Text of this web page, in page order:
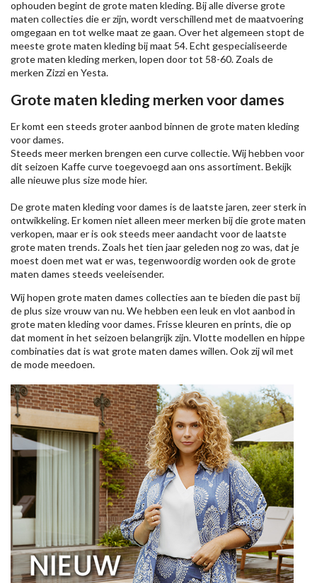
ophouden begint de grote maten kleding. Bij alle diverse grote
maten collecties die er zijn, wordt verschillend met de maatvoering
omgegaan en tot welke maat ze gaan. Over het algemeen stopt de
meeste grote maten kleding bij maat 54. Echt gespecialiseerde
grote maten kleding merken, lopen door tot 58-60. Zoals de
merken Zizzien Yesta.
Grote maten kleding merken voor dames
Er komt een steeds groter aanbod binnen de grote maten kleding
voor dames.
Steeds meer merken brengen een curve collectie. Wij hebben voor
dit seizoen Kaffecurve toegevoegd aan ons assortiment. Bekijk
alle nieuweplus size modehier.
De grote maten kleding voor dames is de laatste jaren, zeer sterk in
ontwikkeling. Er komen niet alleen meer merken bij die grote maten
verkopen, maar er is ook steeds meer aandacht voor de laatste
grote maten trends. Zoals het tien jaar geleden nog zo was, dat je
moest doen met wat er was, tegenwoordig worden ook de grote
maten dames steeds veeleisender.
Wij hopen grote maten dames collecties aan te bieden die past bij
de plus size vrouw van nu. We hebben een leuk en vlot aanbod in
grote maten kleding voor dames. Frisse kleuren en prints, die op
dat moment in het seizoen belangrijk zijn. Vlotte modellen en hippe
combinaties dat is wat grote maten dames willen. Ook zij wil met
de mode meedoen.